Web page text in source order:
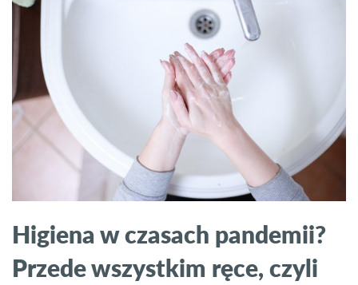
Higiena w czasach pandemii?
Przede wszystkim ręce, czyli